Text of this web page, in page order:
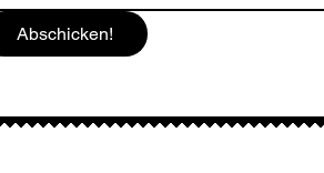
Abschicken!